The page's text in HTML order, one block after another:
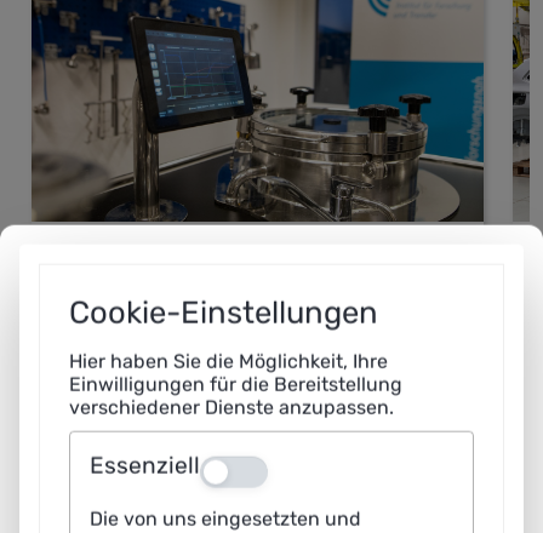
nachhaltiges Brauen
Filmbeitrag: Woran forschen KI-
Nachwuchsgruppen?
Cookie-Einstellungen
Hier haben Sie die Möglichkeit, Ihre
Einwilligungen für die Bereitstellung
verschiedener Dienste anzupassen.
Essenziell Aus
Die von uns eingesetzten und